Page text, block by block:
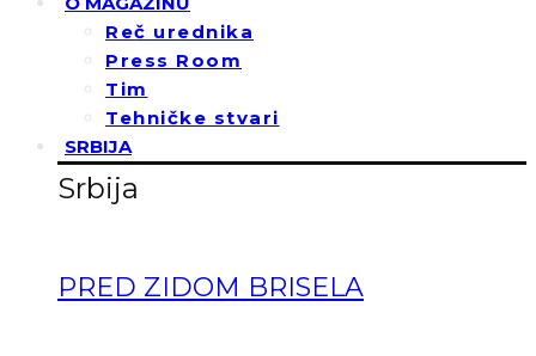
Reč urednika
Press Room
Tim
Tehničke stvari
SRBIJA
Srbija
PRED ZIDOM BRISELA